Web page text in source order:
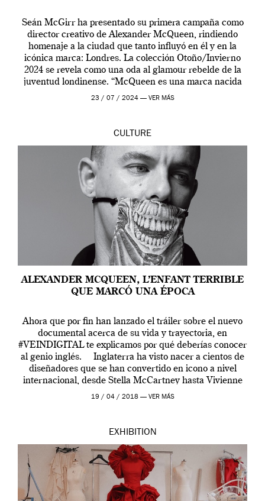
Seán McGirr ha presentado su primera campaña como
director creativo de Alexander McQueen, rindiendo
homenaje a la ciudad que tanto influyó en él y en la
icónica marca: Londres. La colección Otoño/Invierno
2024 se revela como una oda al glamour rebelde de la
juventud londinense. “McQueen es una marca nacida
en Londres y siempre ha […]
23 / 07 / 2024 — VER MÁS
CULTURE
ALEXANDER MCQUEEN, L’ENFANT TERRIBLE
QUE MARCÓ UNA ÉPOCA
Ahora que por fin han lanzado el tráiler sobre el nuevo
documental acerca de su vida y trayectoria, en
#VEINDIGITAL te explicamos por qué deberías conocer
al genio inglés. Inglaterra ha visto nacer a cientos de
diseñadores que se han convertido en icono a nivel
internacional, desde Stella McCartney hasta Vivienne
Westwood pasando […]
19 / 04 / 2018 — VER MÁS
EXHIBITION